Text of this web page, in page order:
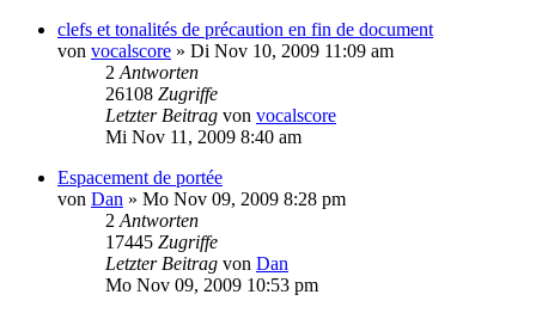
clefs et tonalités de précaution en fin de document
von vocalscore » Di Nov 10, 2009 11:09 am
2 Antworten
26108 Zugriffe
Letzter Beitrag von vocalscore
Mi Nov 11, 2009 8:40 am
Espacement de portée
von Dan » Mo Nov 09, 2009 8:28 pm
2 Antworten
17445 Zugriffe
Letzter Beitrag von Dan
Mo Nov 09, 2009 10:53 pm